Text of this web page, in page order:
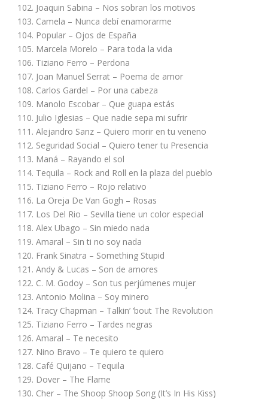
102. Joaquin Sabina – Nos sobran los motivos
103. Camela – Nunca debí enamorarme
104. Popular – Ojos de España
105. Marcela Morelo – Para toda la vida
106. Tiziano Ferro – Perdona
107. Joan Manuel Serrat – Poema de amor
108. Carlos Gardel – Por una cabeza
109. Manolo Escobar – Que guapa estás
110. Julio Iglesias – Que nadie sepa mi sufrir
111. Alejandro Sanz – Quiero morir en tu veneno
112. Seguridad Social – Quiero tener tu Presencia
113. Maná – Rayando el sol
114. Tequila – Rock and Roll en la plaza del pueblo
115. Tiziano Ferro – Rojo relativo
116. La Oreja De Van Gogh – Rosas
117. Los Del Rio – Sevilla tiene un color especial
118. Alex Ubago – Sin miedo nada
119. Amaral – Sin ti no soy nada
120. Frank Sinatra – Something Stupid
121. Andy & Lucas – Son de amores
122. C. M. Godoy – Son tus perjúmenes mujer
123. Antonio Molina – Soy minero
124. Tracy Chapman – Talkin’ ‘bout The Revolution
125. Tiziano Ferro – Tardes negras
126. Amaral – Te necesito
127. Nino Bravo – Te quiero te quiero
128. Café Quijano – Tequila
129. Dover – The Flame
130. Cher – The Shoop Shoop Song (It’s In His Kiss)